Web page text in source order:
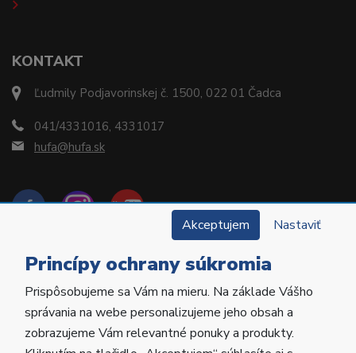
KONTAKT
Ľudmily Podjavorinskej č. 1500, 022 01 Čadca
041/4331016, 4331017
hufa@hufa.sk
Copyright © 2022 Hu-Fa Dental a.s. Všetky práva
vyhradené.
Akceptujem Nastaviť
Princípy ochrany súkromia
Prispôsobujeme sa Vám na mieru. Na základe Vášho
správania na webe personalizujeme jeho obsah a
zobrazujeme Vám relevantné ponuky a produkty.